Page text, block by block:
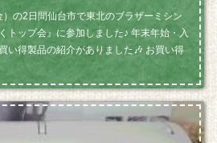
の2日間仙台市で東北のブラザーミシン
トップ会』に参加しました♪ 年末年始・入
い得製品の紹介がありました🎶 お買い得